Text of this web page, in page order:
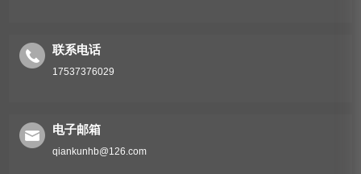
联系电话
17537376029
电子邮箱
qiankunhb@126.com